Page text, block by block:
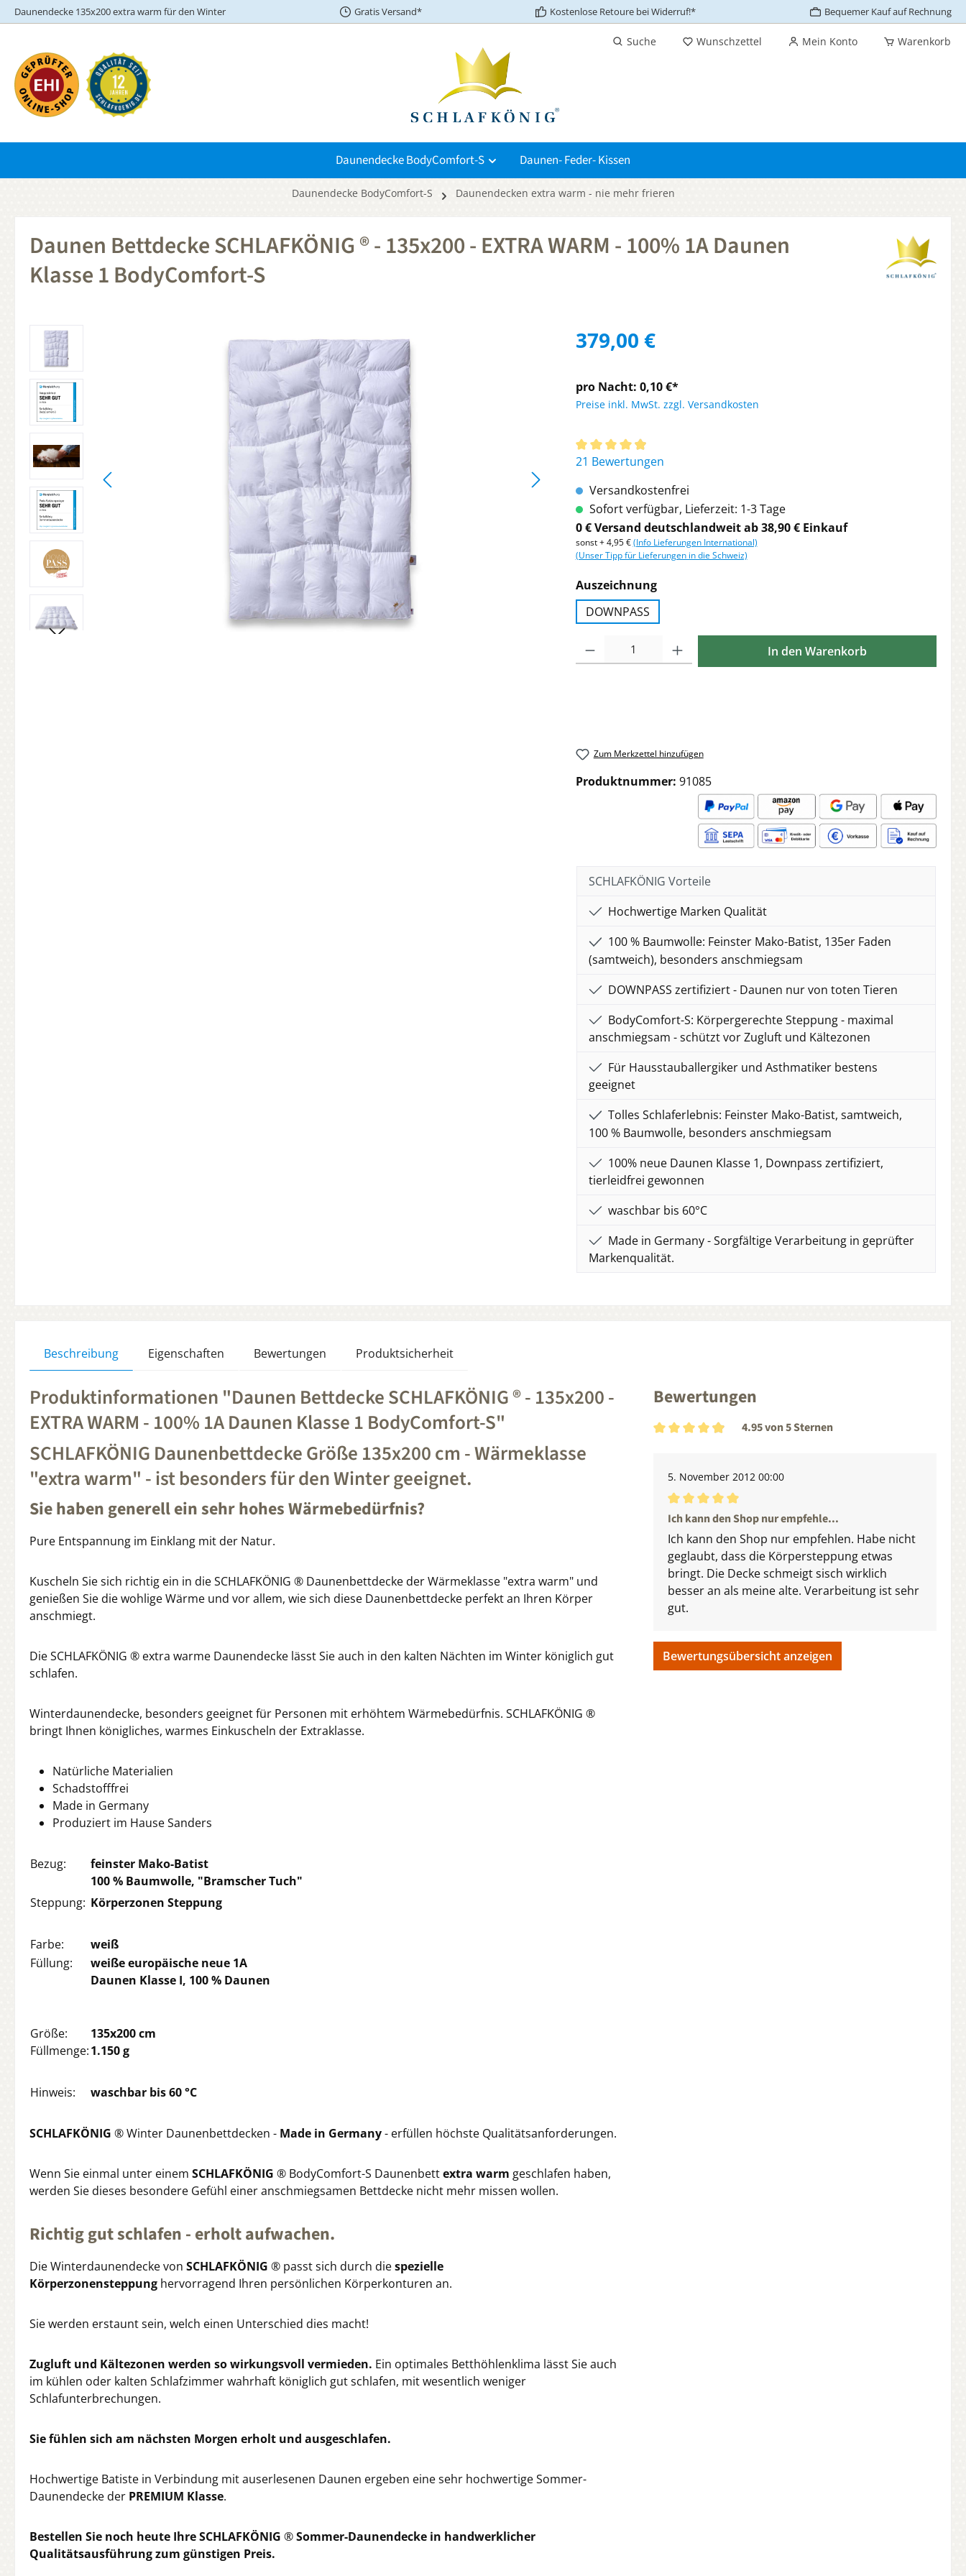
Hauptinhalt springen
Zur Suche springen
Zur Hauptnavigation springen
Daunendecke 135x200 extra warm für den Winter Gratis Versand* Kostenlose Retoure bei Widerruf!* Bequemer Kauf auf Rechnung
Suche Wunschzettel Mein Konto Warenkorb
Daunendecke BodyComfort-S Daunen- Feder- Kissen
Daunendecke BodyComfort-S Daunendecken extra warm - nie mehr frieren
Daunen Bettdecke SCHLAFKÖNIG ® - 135x200 - EXTRA WARM - 100% 1A Daunen
Klasse 1 BodyComfort-S
Bildergalerie überspringen 379,00 €
pro Nacht: 0,10 €*
Preise inkl. MwSt. zzgl. Versandkosten
Durchschnittliche Bewertung von 4.95 von 5 Sternen
21 Bewertungen
Versandkostenfrei
Sofort verfügbar, Lieferzeit: 1-3 Tage
0 € Versand deutschlandweit ab 38,90 € Einkauf
sonst + 4,95 €(Info Lieferungen International)
(Unser Tipp für Lieferungen in die Schweiz)
Auszeichnungauswählen
DOWNPASS
Produkt Anzahl: Gib den gewünschten Wert ein oder benutze die
In den Warenkorb
Zum Merkzettel hinzufügen
Produktnummer: 91085
SCHLAFKÖNIG Vorteile
Hochwertige Marken Qualität
100 % Baumwolle: Feinster Mako-Batist, 135er Faden
(samtweich), besonders anschmiegsam
DOWNPASS zertifiziert - Daunen nur von toten Tieren
BodyComfort-S: Körpergerechte Steppung - maximal
anschmiegsam - schützt vor Zugluft und Kältezonen
Für Hausstauballergiker und Asthmatiker bestens
geeignet
Tolles Schlaferlebnis: Feinster Mako-Batist, samtweich,
100 % Baumwolle, besonders anschmiegsam
100% neue Daunen Klasse 1, Downpass zertifiziert,
tierleidfrei gewonnen
waschbar bis 60°C
Made in Germany - Sorgfältige Verarbeitung in geprüfter
Markenqualität.
Beschreibung Eigenschaften Bewertungen Produktsicherheit
Produktinformationen "Daunen Bettdecke SCHLAFKÖNIG ® - 135x200 -
EXTRA WARM - 100% 1A Daunen Klasse 1 BodyComfort-S"
SCHLAFKÖNIG Daunenbettdecke Größe 135x200 cm - Wärmeklasse
"extra warm" - ist besonders für den Winter geeignet.
Sie haben generell ein sehr hohes Wärmebedürfnis?
Pure Entspannung im Einklang mit der Natur.
Kuscheln Sie sich richtig ein in die SCHLAFKÖNIG ® Daunenbettdecke der Wärmeklasse "extra warm" und
genießen Sie die wohlige Wärme und vor allem, wie sich diese Daunenbettdecke perfekt an Ihren Körper
anschmiegt.
Die SCHLAFKÖNIG ® extra warme Daunendecke lässt Sie auch in den kalten Nächten im Winter königlich gut
schlafen.
Winterdaunendecke, besonders geeignet für Personen mit erhöhtem Wärmebedürfnis. SCHLAFKÖNIG ®
bringt Ihnen königliches, warmes Einkuscheln der Extraklasse.
Natürliche Materialien
Schadstofffrei
Made in Germany
Produziert im Hause Sanders
Bezug:
feinster Mako-Batist
100 % Baumwolle, "Bramscher Tuch"
Steppung: Körperzonen Steppung
Farbe:
weiß
Füllung:
weiße europäische neue 1A
Daunen Klasse I, 100 % Daunen
Größe:
Füllmenge:
135x200 cm
1.150 g
Hinweis: waschbar bis 60 °C
SCHLAFKÖNIG ® Winter Daunenbettdecken - Made in Germany- erfüllen höchste Qualitätsanforderungen.
Wenn Sie einmal unter einem SCHLAFKÖNIG ® BodyComfort-S Daunenbettextra warm geschlafen haben,
werden Sie dieses besondere Gefühl einer anschmiegsamen Bettdecke nicht mehr missen wollen.
Richtig gut schlafen - erholt aufwachen.
Die Winterdaunendecke von SCHLAFKÖNIG ® passt sich durch diespezielle
Körperzonensteppung hervorragend Ihren persönlichen Körperkonturen an.
Sie werden erstaunt sein, welch einen Unterschied dies macht!
Zugluft und Kältezonen werden so wirkungsvoll vermieden. Ein optimales Betthöhlenklima lässt Sie auch
im kühlen oder kalten Schlafzimmer wahrhaft königlich gut schlafen, mit wesentlich weniger
Schlafunterbrechungen.
Sie fühlen sich am nächsten Morgen erholt und ausgeschlafen.
Hochwertige Batiste in Verbindung mit auserlesenen Daunen ergeben eine sehr hochwertige Sommer-
Daunendecke der PREMIUM Klasse.
Bestellen Sie noch heute Ihre SCHLAFKÖNIG ®Sommer-Daunendecke in handwerklicher
Qualitätsausführung zum günstigen Preis.
Bewertungen
4.95 von 5 Sternen
5. November 2012 00:00
Durchschnittliche Bewertung von 5 von 5 Sternen
Ich kann den Shop nur empfehle...
Ich kann den Shop nur empfehlen. Habe nicht
geglaubt, dass die Körpersteppung etwas
bringt. Die Decke schmeigt sisch wirklich
besser an als meine alte. Verarbeitung ist sehr
gut.
Bewertungsübersicht anzeigen